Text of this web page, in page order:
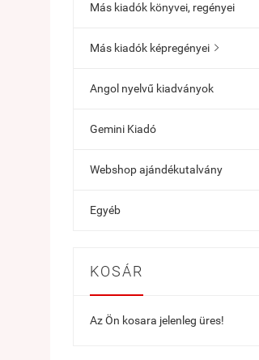
Más kiadók könyvei, regényei
Más kiadók képregényei 
Angol nyelvű kiadványok
Gemini Kiadó
Webshop ajándékutalvány
Egyéb
KOSÁR
Az Ön kosara jelenleg üres!